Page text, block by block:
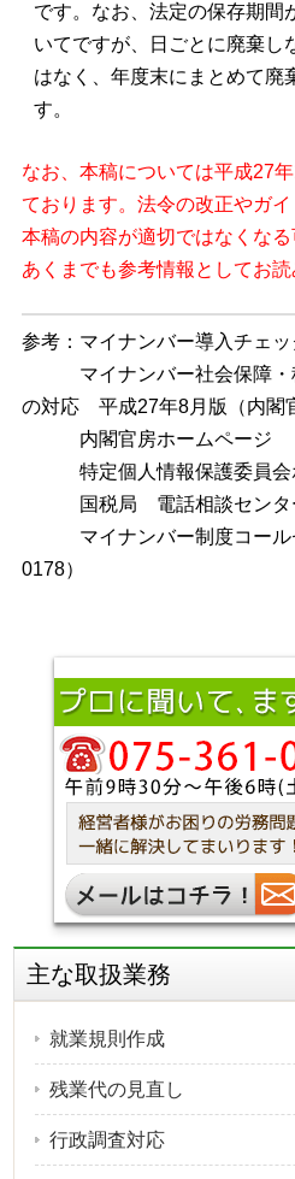
です。なお、法定の保存期間
いてですが、日ごとに廃棄し
はなく、年度末にまとめて廃
す。
なお、本稿については平成27
ております。法令の改正やガ
本稿の内容が適切ではなくなる
あくまでも参考情報としてお読
参考：マイナンバー導入チェッ
マイナンバー社会保障・
の対応 平成27年8月版（内閣
内閣官房ホームページ
特定個人情報保護委員会
国税局 電話相談センタ
マイナンバー制度コール
0178）
主な取扱業務
就業規則作成
残業代の見直し
行政調査対応